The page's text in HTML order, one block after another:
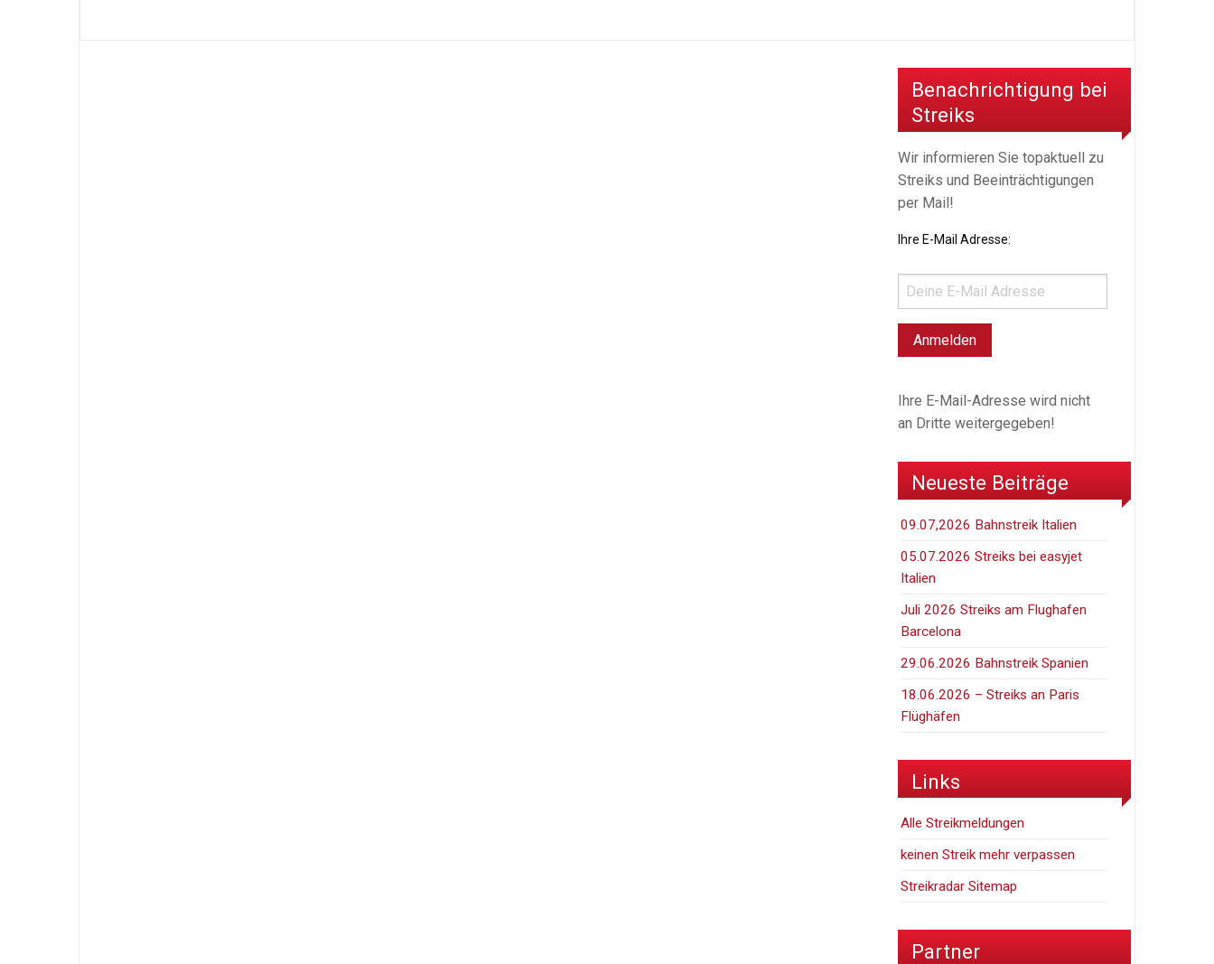
Benachrichtigung bei
Streiks
Wir informieren Sie topaktuell zu
Streiks und Beeinträchtigungen
per Mail!
Ihre E-Mail Adresse:
Ihre E-Mail-Adresse wird nicht
an Dritte weitergegeben!
Neueste Beiträge
09.07,2026 Bahnstreik Italien
05.07.2026 Streiks bei easyjet
Italien
Juli 2026 Streiks am Flughafen
Barcelona
29.06.2026 Bahnstreik Spanien
18.06.2026 – Streiks an Paris
Flüghäfen
Links
Alle Streikmeldungen
keinen Streik mehr verpassen
Streikradar Sitemap
Partner